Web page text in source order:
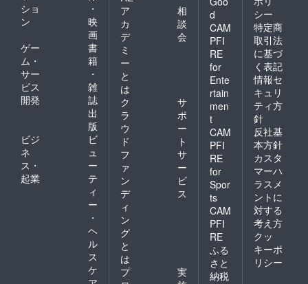
ショ
ン
・
映
画
ゲー
ム・
サー
ビス
開発
書
籍
・
雑
誌
出
版
ビジ
ネ
ス・
起業
ビ
ュ
ー
テ
ィ
ー
・
ヘ
ル
ス
ケ
ア
カ
デ
ミ
ー
と
は
相
談
会
ク
ラ
ウ
ド
フ
ァ
ン
デ
ィ
ン
グ
と
は
サ
ポ
ー
ト
サ
ー
ビ
ス
プ
実
d
CAM
PFI
RE
for
Ente
rtain
men
t
CAM
PFI
RE
for
Spor
ts
CAM
PFI
RE
ふる
さと
納税
シー
特定商
取引法
に基づ
く表記
情報セ
キュリ
ティ方
針
反社基
本方針
カスタ
マーハ
ラスメ
ントに
対する
考え方
クッ
キーポ
リシー